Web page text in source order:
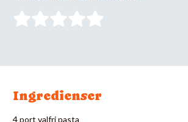
Ingredienser
4 port valfri pasta